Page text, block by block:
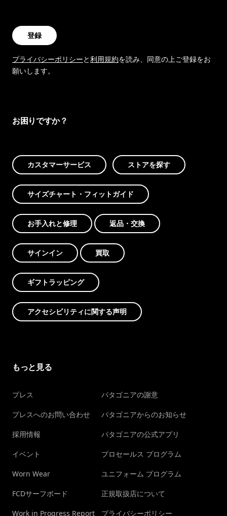
登録
プライバシーポリシーと利用規約を読み、同意の上ご登録をお
願いします。
お困りですか？
カスタマーサービス ストアを探す
サイズチャート・フィットガイド
お手入れと修理 返品・交換
サインイン 買取
ギフトラッピング
アクセシビリティに関する声明
もっと見る
プレス
プレスへのお問い合わせ
採用情報
イベント
Worn Wear
FCDサーフボード
Work in Progress Report
パタゴニアの謝意
パタゴニアからのお知らせ
パタゴニアの公式アプリ
プロセールス プログラム
ユニフォーム プログラム
正規取扱店について
プライバシーポリシー